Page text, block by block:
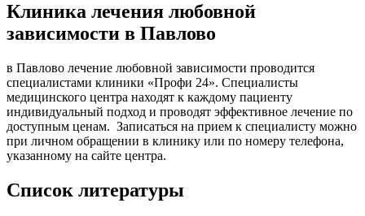
Клиника лечения любовной
зависимости в Павлово
в Павлово лечение любовной зависимости проводится
специалистами клиники «Профи 24». Специалисты
медицинского центра находят к каждому пациенту
индивидуальный подход и проводят эффективное лечение по
доступным ценам. Записаться на прием к специалисту можно
при личном обращении в клинику или по номеру телефона,
указанному на сайте центра.
Список литературы